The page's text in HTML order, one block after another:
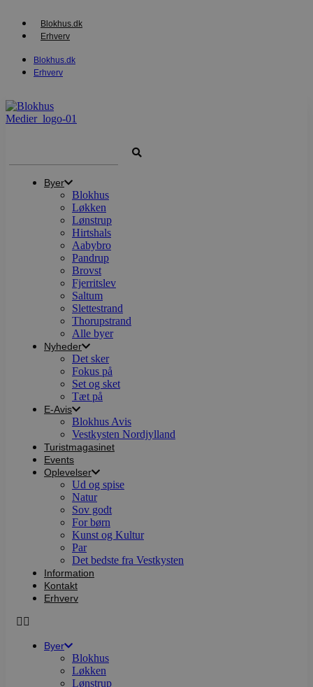
indhold
Blokhus.dk
Erhverv
Blokhus.dk
Erhverv
Byer
Blokhus
Løkken
Lønstrup
Hirtshals
Aabybro
Pandrup
Brovst
Fjerritslev
Saltum
Slettestrand
Thorupstrand
Alle byer
Nyheder
Det sker
Fokus på
Set og sket
Tæt på
E-Avis
Blokhus Avis
Vestkysten Nordjylland
Turistmagasinet
Events
Oplevelser
Ud og spise
Natur
Sov godt
For børn
Kunst og Kultur
Par
Det bedste fra Vestkysten
Information
Kontakt
Erhverv
Byer
Blokhus
Løkken
Lønstrup